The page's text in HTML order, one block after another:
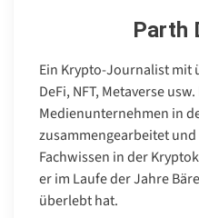
Parth
Ein Krypto-Journalist mit
DeFi, NFT, Metaverse
Medienunternehmen in
zusammengearbeitet
Fachwissen in der
er im Laufe der Jahre
überlebt hat.